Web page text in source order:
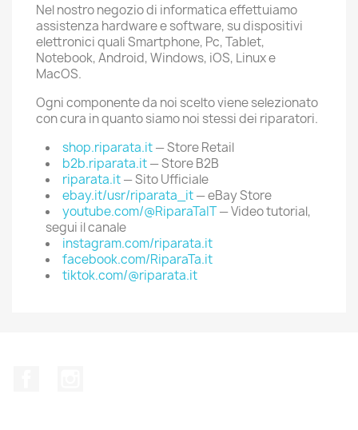
Nel nostro negozio di informatica effettuiamo
assistenza hardware e software, su dispositivi
elettronici quali Smartphone, Pc, Tablet,
Notebook, Android, Windows, iOS, Linux e
MacOS.
Ogni componente da noi scelto viene selezionato
con cura in quanto siamo noi stessi dei riparatori.
shop.riparata.it— Store Retail
b2b.riparata.it— Store B2B
riparata.it— Sito Ufficiale
ebay.it/usr/riparata_it— eBay Store
youtube.com/@RiparaTaIT— Video tutorial,
segui il canale
instagram.com/riparata.it
facebook.com/RiparaTa.it
tiktok.com/@riparata.it